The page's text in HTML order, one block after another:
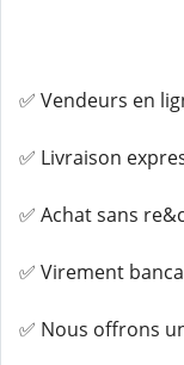
✅ Vendeurs en
✅ Livraison
✅ Achat sans
✅ Virement
✅ Nous offrons